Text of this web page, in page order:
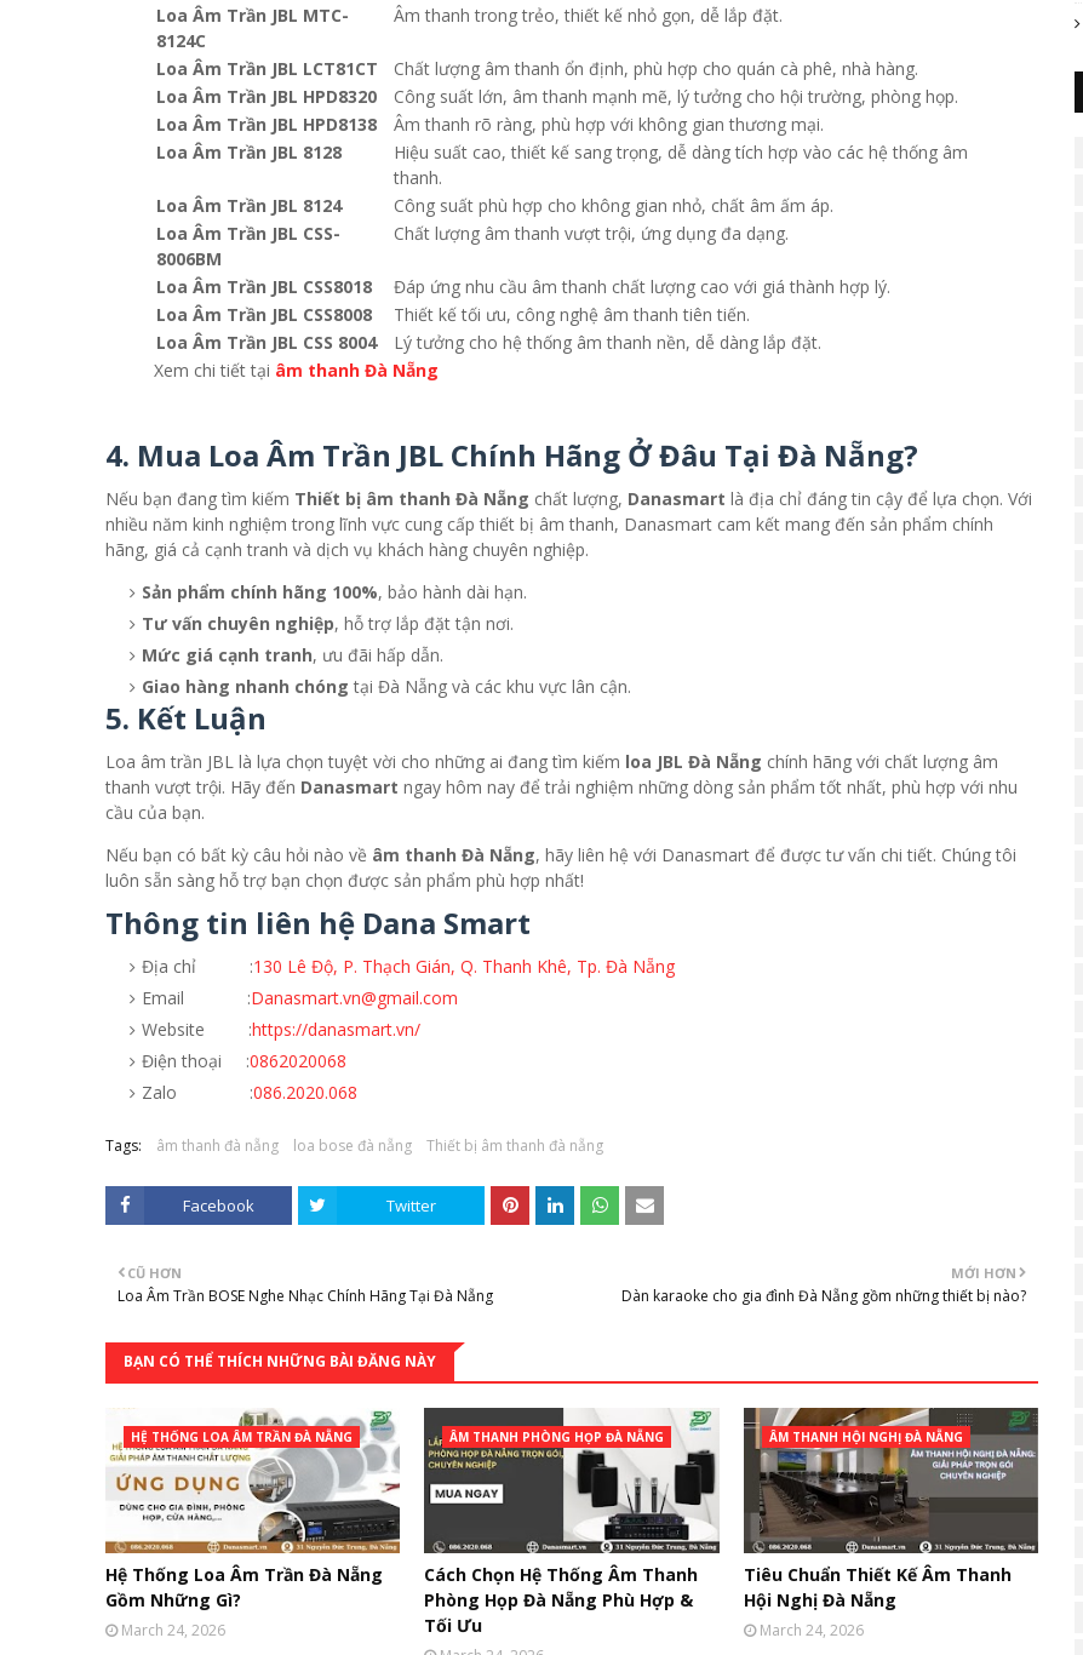
Loa Âm Trần JBL MTC-
8124C
Âm thanh trong trẻo, thiết kế nhỏ gọn, dễ lắp đặt.
Loa Âm Trần JBL LCT81CT
Chất lượng âm thanh ổn định, phù hợp cho quán cà phê, nhà hàng.
Loa Âm Trần JBL HPD8320
Công suất lớn, âm thanh mạnh mẽ, lý tưởng cho hội trường, phòng họp.
Loa Âm Trần JBL HPD8138
Âm thanh rõ ràng, phù hợp với không gian thương mại.
Loa Âm Trần JBL 8128
Hiệu suất cao, thiết kế sang trọng, dễ dàng tích hợp vào các hệ thống âm
thanh.
Loa Âm Trần JBL 8124
Công suất phù hợp cho không gian nhỏ, chất âm ấm áp.
Loa Âm Trần JBL CSS-
8006BM
Chất lượng âm thanh vượt trội, ứng dụng đa dạng.
Loa Âm Trần JBL CSS8018
Đáp ứng nhu cầu âm thanh chất lượng cao với giá thành hợp lý.
Loa Âm Trần JBL CSS8008
Thiết kế tối ưu, công nghệ âm thanh tiên tiến.
Loa Âm Trần JBL CSS 8004
Lý tưởng cho hệ thống âm thanh nền, dễ dàng lắp đặt.
Xem chi tiết tại âm thanh Đà Nẵng
4. Mua Loa Âm Trần JBL Chính Hãng Ở Đâu Tại Đà Nẵng?
Nếu bạn đang tìm kiếm Thiết bị âm thanh Đà Nẵng chất lượng, Danasmart là địa chỉ đáng tin cậy để lựa chọn. Với
nhiều năm kinh nghiệm trong lĩnh vực cung cấp thiết bị âm thanh, Danasmart cam kết mang đến sản phẩm chính
hãng, giá cả cạnh tranh và dịch vụ khách hàng chuyên nghiệp.
Sản phẩm chính hãng 100%, bảo hành dài hạn.
Tư vấn chuyên nghiệp, hỗ trợ lắp đặt tận nơi.
Mức giá cạnh tranh, ưu đãi hấp dẫn.
Giao hàng nhanh chóng tại Đà Nẵng và các khu vực lân cận.
5. Kết Luận
Loa âm trần JBL là lựa chọn tuyệt vời cho những ai đang tìm kiếm loa JBL Đà Nẵng chính hãng với chất lượng âm
thanh vượt trội. Hãy đến Danasmart ngay hôm nay để trải nghiệm những dòng sản phẩm tốt nhất, phù hợp với nhu
cầu của bạn.
Nếu bạn có bất kỳ câu hỏi nào về âm thanh Đà Nẵng, hãy liên hệ với Danasmart để được tư vấn chi tiết. Chúng tôi
luôn sẵn sàng hỗ trợ bạn chọn được sản phẩm phù hợp nhất!
Thông tin liên hệ Dana Smart
Địa chỉ :130 Lê Độ, P. Thạch Gián, Q. Thanh Khê, Tp. Đà Nẵng
Email :Danasmart.vn@gmail.com
Website :https://danasmart.vn/
Điện thoại :0862020068
Zalo :086.2020.068
Tags: âm thanh đà nẵng loa bose đà nẵng Thiết bị âm thanh đà nẵng
Facebook Twitter
MỚI HƠN
Dàn karaoke cho gia đình Đà Nẵng gồm những thiết bị nào?
CŨ HƠN
Loa Âm Trần BOSE Nghe Nhạc Chính Hãng Tại Đà Nẵng
BẠN CÓ THỂ THÍCH NHỮNG BÀI ĐĂNG NÀY
HỆ THỐNG LOA ÂM TRẦN ĐÀ NẴNG
Hệ Thống Loa Âm Trần Đà Nẵng
Gồm Những Gì?
March 24, 2026
ÂM THANH PHÒNG HỌP ĐÀ NẴNG
Cách Chọn Hệ Thống Âm Thanh
Phòng Họp Đà Nẵng Phù Hợp &
Tối Ưu
ÂM THANH HỘI NGHỊ ĐÀ NẴNG
Tiêu Chuẩn Thiết Kế Âm Thanh
Hội Nghị Đà Nẵng
March 24, 2026